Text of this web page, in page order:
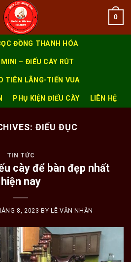
0
ĐỒNG THANH HÓA
– ĐIẾU CÀY RÚT
TIÊN LÃNG-TIẾN VUA
PHỤ KIỆN ĐIẾU CÀY LIÊN HỆ
ĐIẾU ĐỤC
TIN TỨC
cày để bàn đẹp nhất
hiện nay
8, 2023 BYLÊ VĂN NHÂN